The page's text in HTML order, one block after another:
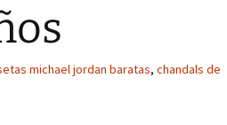
michael jordan baratas, chandals de